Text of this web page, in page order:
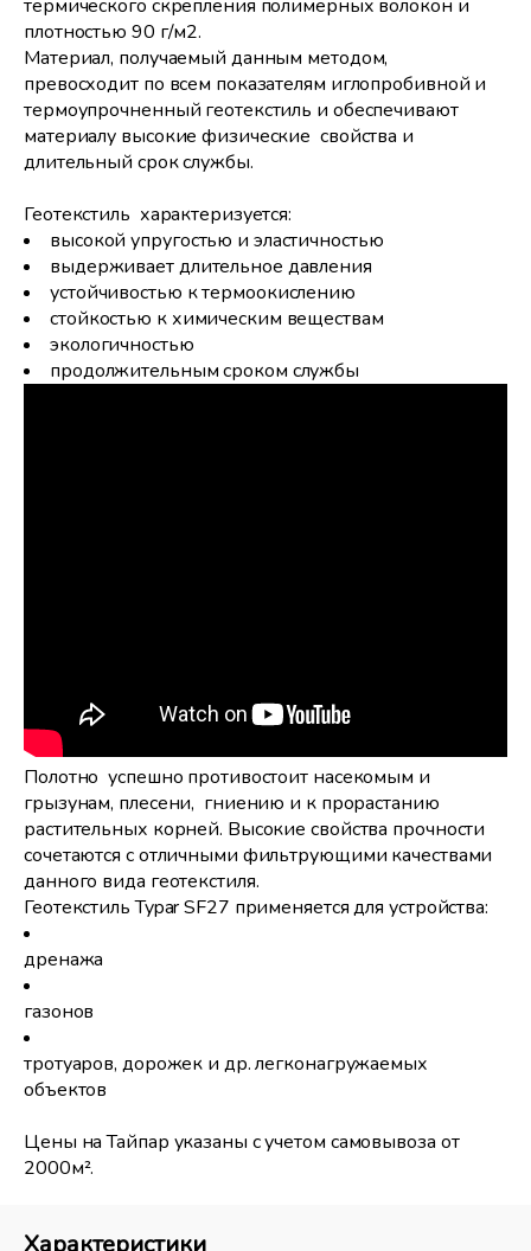
термического скрепления полимерных волокон и
плотностью 90 г/м2.
Материал, получаемый данным методом,
превосходит по всем показателям иглопробивной и
термоупрочненный геотекстиль и обеспечивают
материалу высокие физические свойства и
длительный срок службы.
Геотекстиль характеризуется:
высокой упругостью и эластичностью
выдерживает длительное давления
устойчивостью к термоокислению
стойкостью к химическим веществам
экологичностью
продолжительным сроком службы
Полотно успешно противостоит насекомым и
грызунам, плесени, гниению и к прорастанию
растительных корней. Высокие свойства прочности
сочетаются с отличными фильтрующими качествами
данного вида геотекстиля.
Геотекстиль Typar SF27 применяется для устройства:
дренажа
газонов
тротуаров, дорожек и др. легконагружаемых
объектов
Цены на Тайпар указаны с учетом самовывоза от
2000м².
Характеристики